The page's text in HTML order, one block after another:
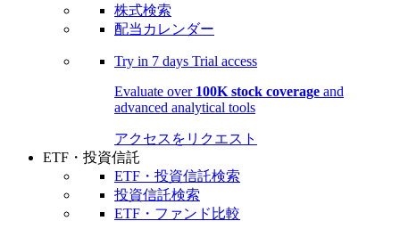
株式検索
配当カレンダー
Try in 7 days Trial access
Evaluate over 100K stock coverage and
advanced analytical tools
アクセスをリクエスト
ETF・投資信託
ETF・投資信託検索
投資信託検索
ETF・ファンド比較